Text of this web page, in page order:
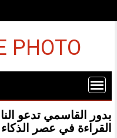
PHOTO
بدور القاسمي تدعو
القراءة في عصر